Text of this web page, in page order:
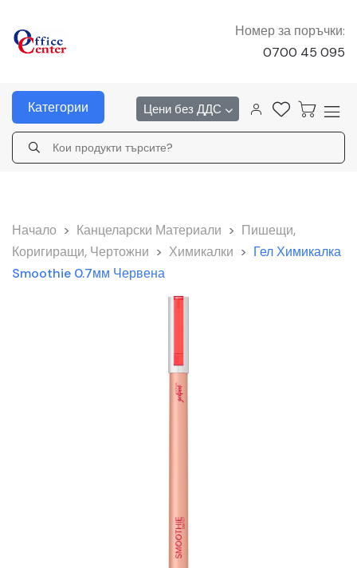
Номер за поръчки:
0700 45 095
Категории Цени без ДДС
Начало > Канцеларски Материали > Пишещи,
Коригиращи, Чертожни > Химикалки > Гел Химикалка
Smoothie 0.7мм Червена